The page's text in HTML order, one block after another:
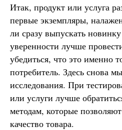
Итак, продукт или услуга
первые экземпляры,
ли сразу выпускать
уверенности лучше
убедиться, что это именно
потребитель. Здесь снова
исследования. При
или услуги лучше
методам, которые
качество товара.